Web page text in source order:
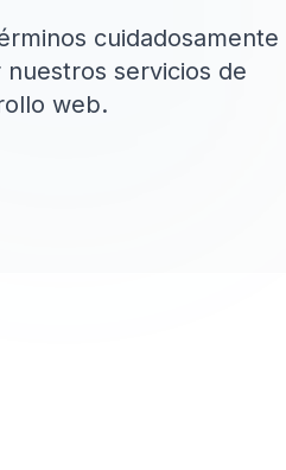
cuidadosamente
servicios de
web.